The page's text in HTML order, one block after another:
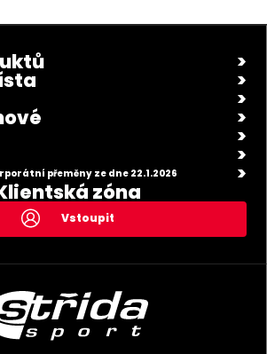
přeměny ze dne 22.1.2026
zóna
Vstoupit